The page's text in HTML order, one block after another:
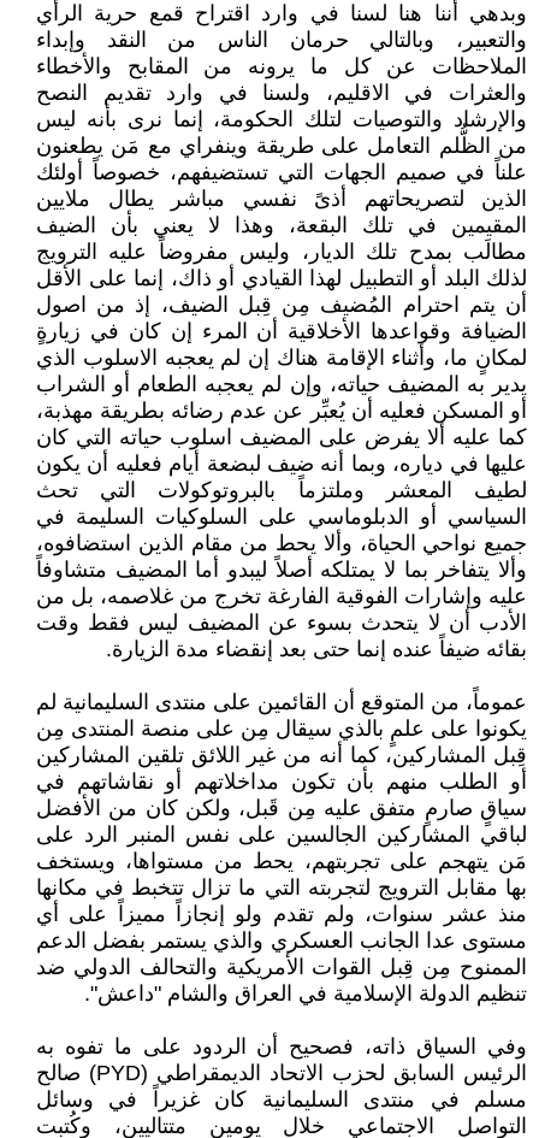
وبدهي أننا هنا لسنا في وارد اقتراح قمع حرية الرأي
والتعبير، وبالتالي حرمان الناس من النقد وإبداء
الملاحظات عن كل ما يرونه من المقابح والأخطاء
والعثرات في الاقليم، ولسنا في وارد تقديم النصح
والإرشاد والتوصيات لتلك الحكومة، إنما نرى بأنه ليس
من الظُّلم التعامل على طريقة وينفراي مع مَن يطعنون
علناً في صميم الجهات التي تستضيفهم، خصوصاً أولئك
الذين لتصريحاتهم أذىً نفسي مباشر يطال ملايين
المقيمين في تلك البقعة، وهذا لا يعني بأن الضيف
مطالَب بمدح تلك الديار، وليس مفروضاً عليه الترويج
لذلك البلد أو التطبيل لهذا القيادي أو ذاك، إنما على الأقل
أن يتم احترام المُضيف مِن قِبل الضيف، إذ من اصول
الضيافة وقواعدها الأخلاقية أن المرء إن كان في زيارةٍ
لمكانٍ ما، وأثناء الإقامة هناك إن لم يعجبه الاسلوب الذي
يدير به المضيف حياته، وإن لم يعجبه الطعام أو الشراب
أو المسكن فعليه أن يُعبِّر عن عدم رضائه بطريقة مهذبة،
كما عليه ألا يفرض على المضيف اسلوب حياته التي كان
عليها في دياره، وبما أنه ضيف لبضعة أيام فعليه أن يكون
لطيف المعشر وملتزماً بالبروتوكولات التي تحث
السياسي أو الدبلوماسي على السلوكيات السليمة في
جميع نواحي الحياة، وألا يحط من مقام الذين استضافوه،
وألا يتفاخر بما لا يمتلكه أصلاً ليبدو أما المضيف متشاوفاً
عليه وإشارات الفوقية الفارغة تخرج من غلاصمه، بل من
الأدب أن لا يتحدث بسوء عن المضيف ليس فقط وقت
بقائه ضيفاً عنده إنما حتى بعد إنقضاء مدة الزيارة.
عموماً، من المتوقع أن القائمين على منتدى السليمانية لم
يكونوا على علمٍ بالذي سيقال مِن على منصة المنتدى مِن
قِبل المشاركين، كما أنه من غير اللائق تلقين المشاركين
أو الطلب منهم بأن تكون مداخلاتهم أو نقاشاتهم في
سياقٍ صارمٍ متفق عليه مِن قَبل، ولكن كان من الأفضل
لباقي المشاركين الجالسين على نفس المنبر الرد على
مَن يتهجم على تجربتهم، يحط من مستواها، ويستخف
بها مقابل الترويج لتجربته التي ما تزال تتخبط في مكانها
منذ عشر سنوات، ولم تقدم ولو إنجازاً مميزاً على أي
مستوى عدا الجانب العسكري والذي يستمر بفضل الدعم
الممنوح مِن قِبل القوات الأمريكية والتحالف الدولي ضد
تنظيم الدولة الإسلامية في العراق والشام "داعش".
وفي السياق ذاته، فصحيح أن الردود على ما تفوه به
الرئيس السابق لحزب الاتحاد الديمقراطي (PYD) صالح
مسلم في منتدى السليمانية كان غزيراً في وسائل
التواصل الاجتماعي خلال يومين متتاليين، وكُتبت